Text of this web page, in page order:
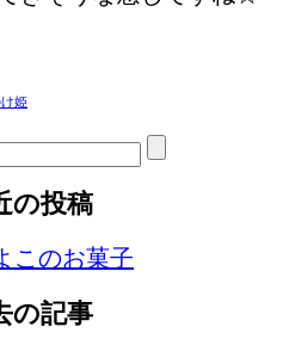
姫
の投稿
このお菓子
の記事